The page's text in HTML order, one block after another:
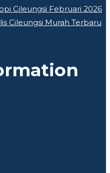
Cileungsi Februari 2026
Cileungsi Murah Terbaru